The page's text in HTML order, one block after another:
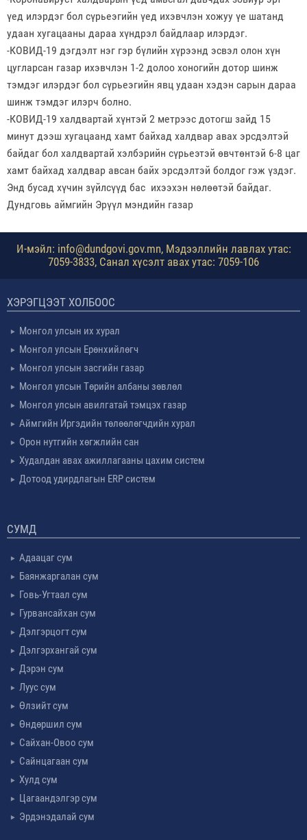
үед илэрдэг бол сүрьеэгийн үед ихэвчлэн хожуу үе шатанд
удаан хугацааны дараа хүндрэл байдлаар илэрдэг.
-КОВИД-19 дэгдэлт нэг гэр бүлийн хүрээнд эсвэл олон хүн
цугларсан газар ихэвчлэн 1-2 долоо хоногийн дотор шинж
тэмдэг илэрдэг бол сүрьеэгийн явц удаан хэдэн сарын дараа
шинж тэмдэг илэрч болно.
-КОВИД-19 халдвартай хүнтэй 2 метрээс дотогш зайд 15
минут дээш хугацаанд хамт байхад халдвар авах эрсдэлтэй
байдаг бол халдвартай хэлбэрийн сүрьеэтэй өвчтөнтэй 6-8 цаг
хамт байхад халдвар авсан байх эрсдэлтэй болдог гэж үздэг.
Энд бусад хүчин зүйлсүүд бас ихээхэн нөлөөтэй байдаг.
Дундговь аймгийн Эрүүл мэндийн газар
И-мэйл: info@dundgovi.gov.mn, Мэдээллийн лавлах утас:
7059-3833, Санал хүсэлт авах утас: 7059-106
ХЭРЭГЦЭЭТ ХОЛБООС
Монгол улсын их хурал
Монгол улсын Ерөнхийлөгч
Монгол улсын засгийн газар
Монгол улсын Төрийн албаны зөвлөл
Монгол улсын авилгатай тэмцэх газар
Аймгийн Иргэдийн төлөөлөгчдийн хурал
Орон нутгийн хөгжлийн сан
Худалдан авах ажиллагааны цахим систем
Дотоод удирдлагын ERP систем
СУМД
Адаацаг сум
Баянжаргалан сум
Говь-Угтаал сум
Гурвансайхан сум
Дэлгэрцогт сум
Дэлгэрхангай сум
Дэрэн сум
Луус сум
Өлзийт сум
Өндөршил сум
Сайхан-Овоо сум
Сайнцагаан сум
Хулд сум
Цагаандэлгэр сум
Эрдэнэдалай сум